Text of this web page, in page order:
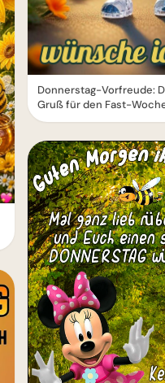
Donnerstag-Vorfreude:
Gruß für den Fast-